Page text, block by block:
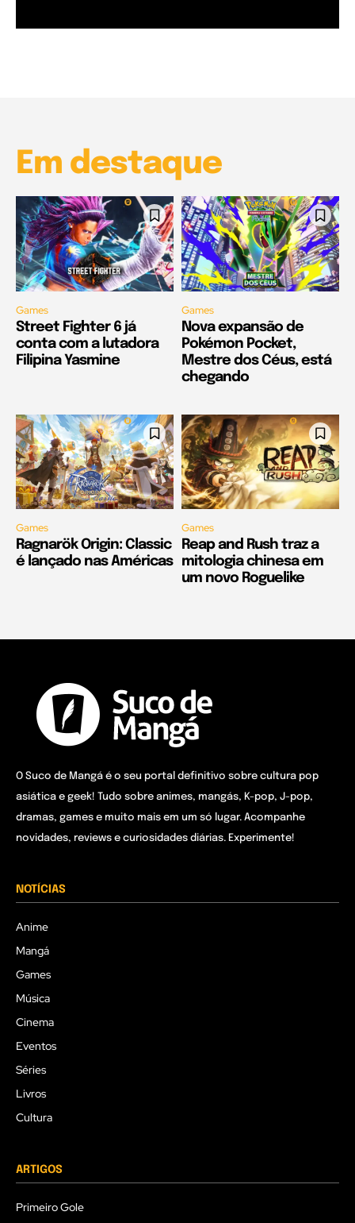
Em destaque
Games
Street Fighter 6 já
conta com a lutadora
Filipina Yasmine
Games
Nova expansão de
Pokémon Pocket,
Mestre dos Céus, está
chegando
Games
Ragnarök Origin: Classic
é lançado nas Américas
Games
Reap and Rush traz a
mitologia chinesa em
um novo Roguelike
O Suco de Mangá é o seu portal definitivo sobre cultura pop
asiática e geek! Tudo sobre animes, mangás, K-pop, J-pop,
dramas, games e muito mais em um só lugar. Acompanhe
novidades, reviews e curiosidades diárias. Experimente!
NOTÍCIAS
Anime
Mangá
Games
Música
Cinema
Eventos
Séries
Livros
Cultura
ARTIGOS
Primeiro Gole